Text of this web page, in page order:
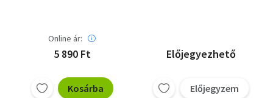
Online ár:
5 890 Ft
Kosárba
Előjegyezhető
Előjegyzem